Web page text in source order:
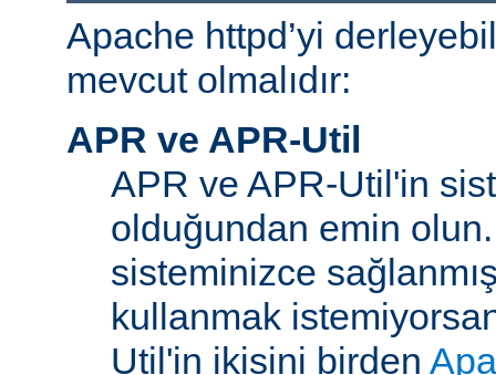
Apache httpd’yi
mevcut olmalıdır:
APR ve APR-Util
APR ve APR-Util'in
olduğundan emin
sisteminizce
kullanmak
Util'in ikisini birden